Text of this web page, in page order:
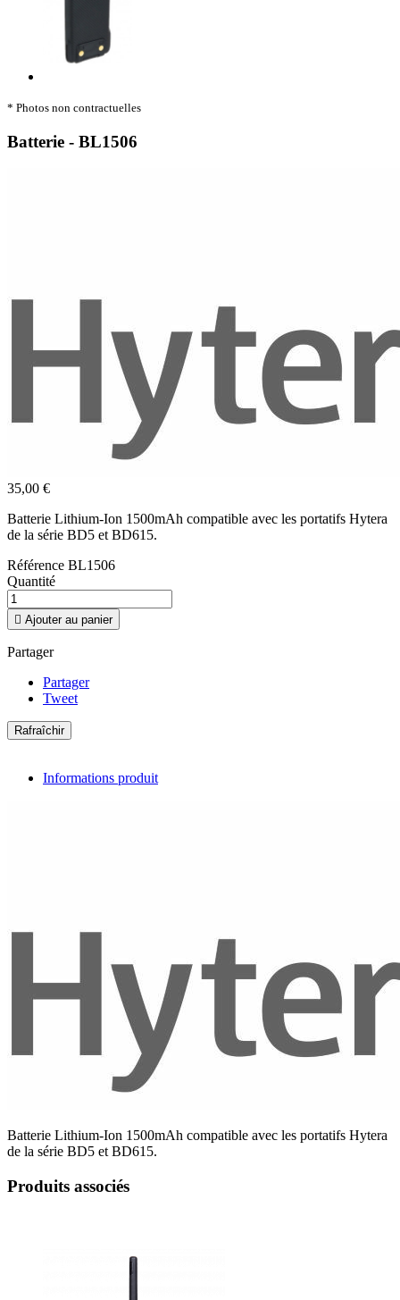
* Photos non contractuelles
Batterie - BL1506
35,00 €
Batterie Lithium-Ion 1500mAh compatible avec les portatifs Hytera
de la série BD5 et BD615.
Référence BL1506
Quantité
 Ajouter au panier
Partager
Partager
Tweet
Informations produit
Batterie Lithium-Ion 1500mAh compatible avec les portatifs Hytera
de la série BD5 et BD615.
Produits associés